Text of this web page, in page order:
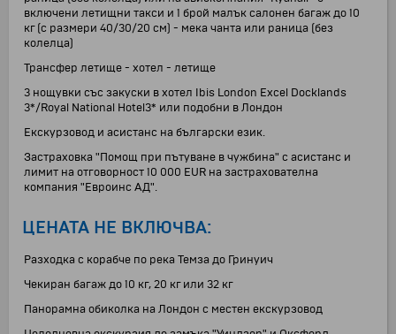
включени летищни такси и 1 брой малък салонен багаж до 10
кг (с размери 40/30/20 см) - мека чанта или раница (без
колелца)
Трансфер летище - хотел - летище
3 нощувки със закуски в хотел Ibis London Excel Docklands
3*/Royal National Hotel3* или подобни в Лондон
Екскурзовод и асистанс на български език.
Застраховка "Помощ при пътуване в чужбина" с асистанс и
лимит на отговорност 10 000 EUR на застрахователна
компания "Евроинс АД".
ЦЕНАТА НЕ ВКЛЮЧВА:
Разходка с корабче по река Темза до Гринуич
Чекиран багаж до 10 кг, 20 кг или 32 кг
Панорамна обиколка на Лондон с местен екскурзовод